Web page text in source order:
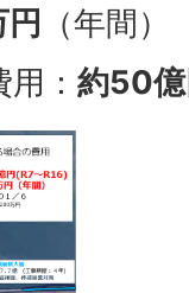
（年間）
： 約50